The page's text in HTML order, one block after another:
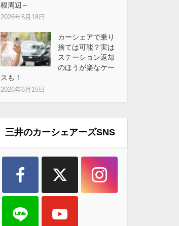
根周辺～
2026年6月18日
カーシェアで乗り
捨ては可能？実は
ステーション返却
のほうが楽なケー
スも！
2026年6月15日
三井のカーシェアーズSNS